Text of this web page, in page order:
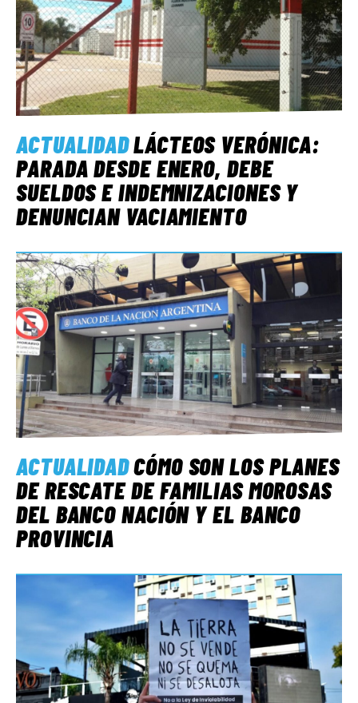
ACTUALIDADLÁCTEOS VERÓNICA:
PARADA DESDE ENERO, DEBE
SUELDOS E INDEMNIZACIONES Y
DENUNCIAN VACIAMIENTO
ACTUALIDADCÓMO SON LOS PLANES
DE RESCATE DE FAMILIAS MOROSAS
DEL BANCO NACIÓN Y EL BANCO
PROVINCIA